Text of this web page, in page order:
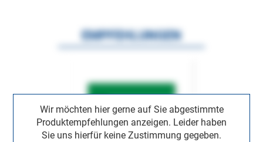
Wir möchten hier gerne auf Sie abgestimmte
Produktempfehlungen anzeigen. Leider haben
Sie uns hierfür keine Zustimmung gegeben.
EMPFEHLUNGEN